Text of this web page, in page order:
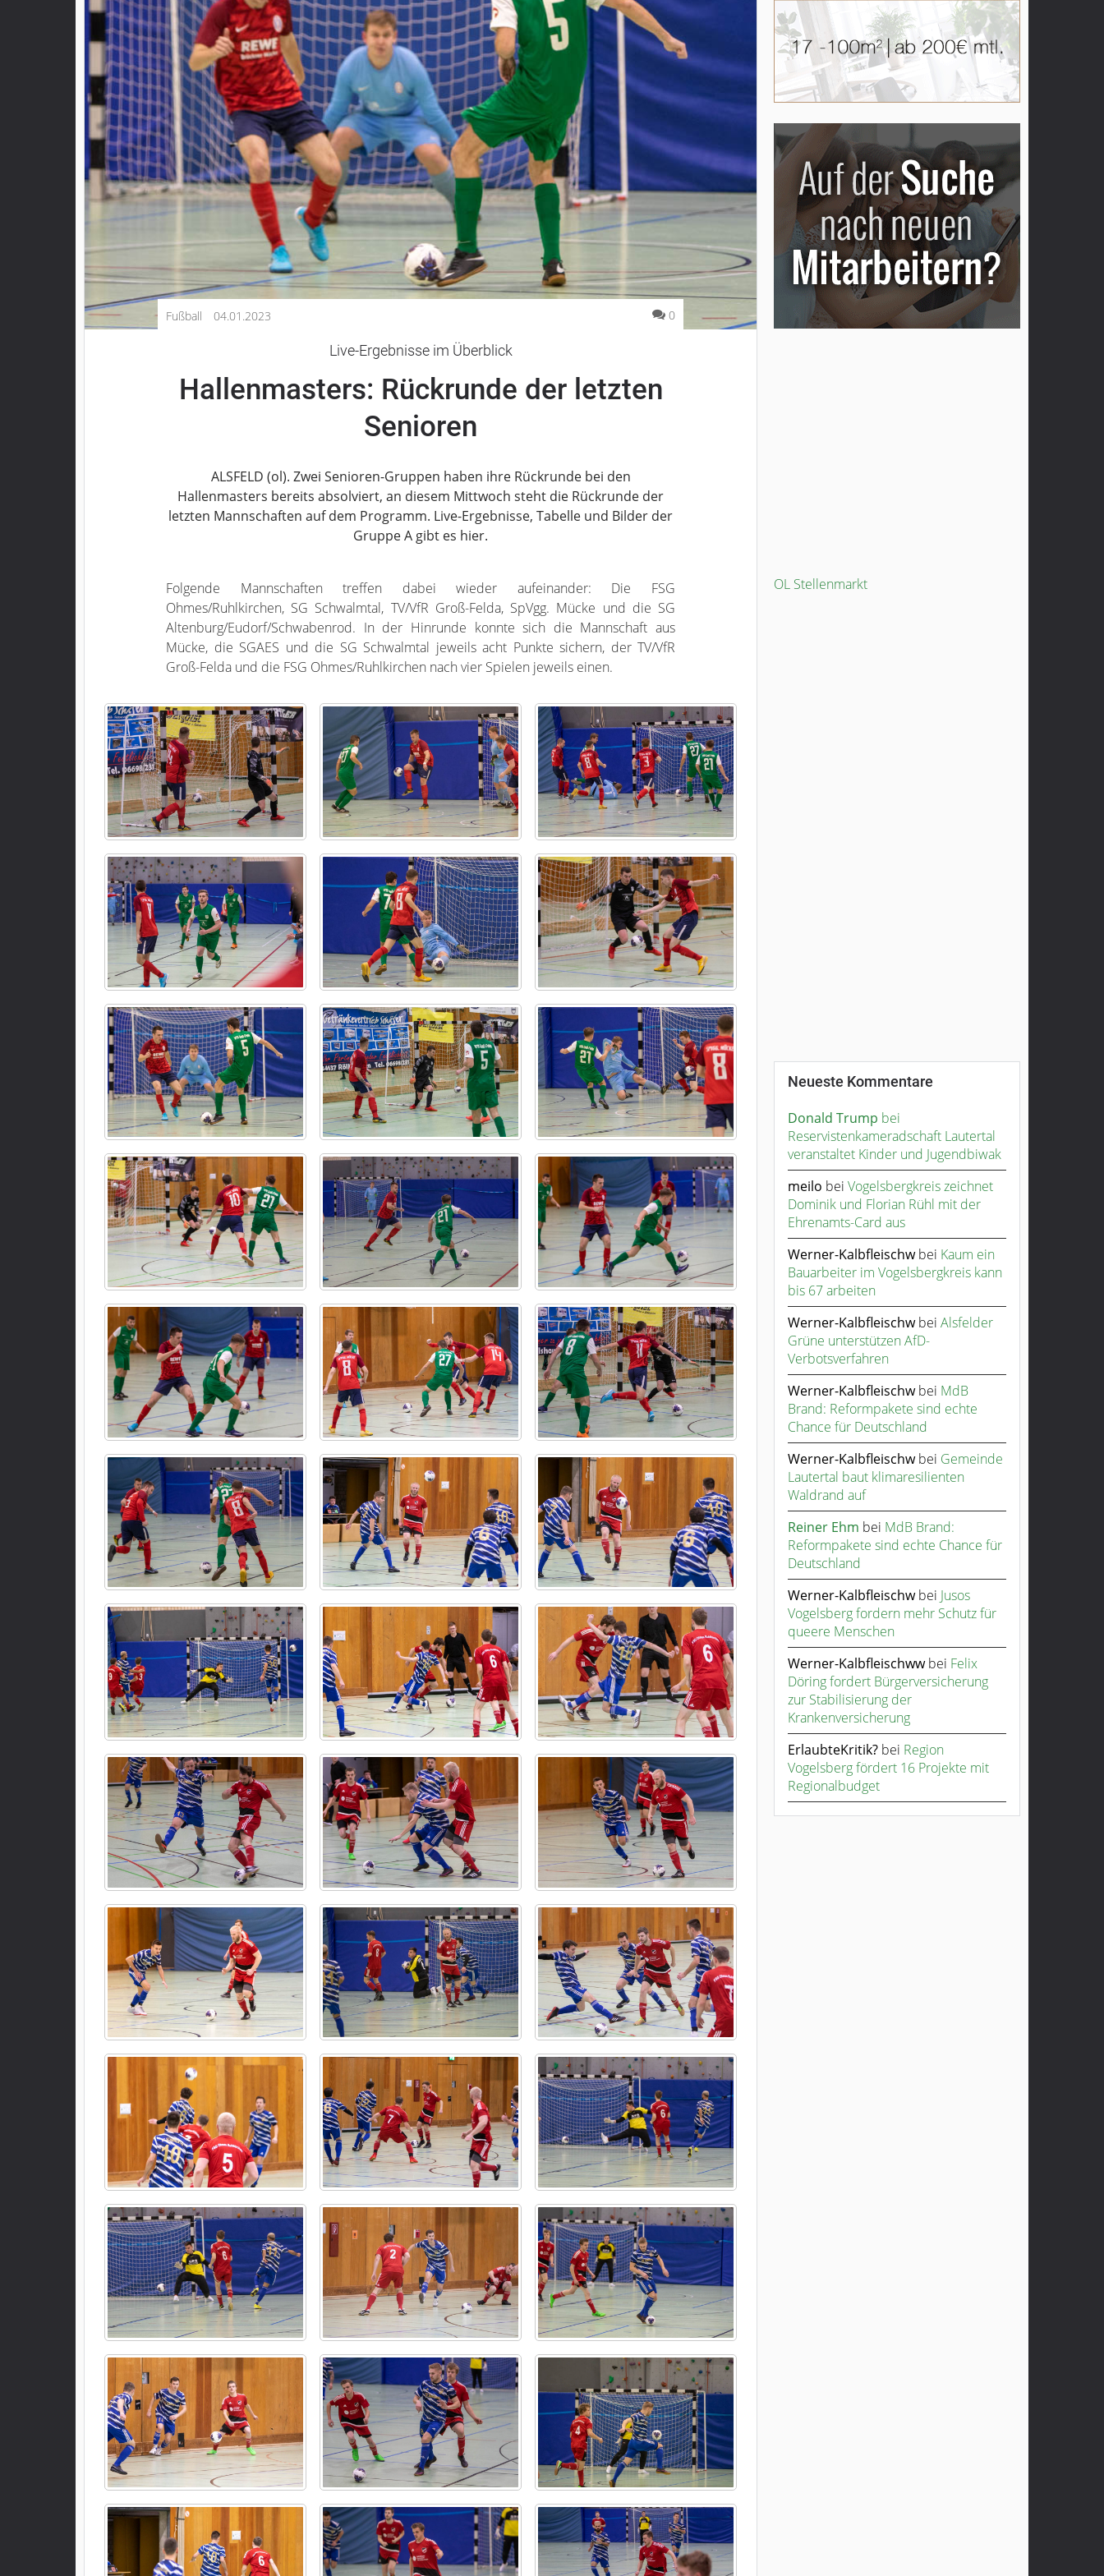
Kultur
Lifestyle
Wirtschaft
Vogelsberg
Alsfeld
Lauterbach
Romrod
Homberg
Ohm
Schotten
Schlitz
Antrifttal
Feldatal
Impressum
Datenschutzerklärung
Fußball 04.01.2023 0
Live-Ergebnisse im Überblick
Hallenmasters: Rückrunde der letzten
Senioren
ALSFELD (ol). Zwei Senioren-Gruppen haben ihre Rückrunde bei den
Hallenmasters bereits absolviert, an diesem Mittwoch steht die Rückrunde der
letzten Mannschaften auf dem Programm. Live-Ergebnisse, Tabelle und Bilder der
Gruppe A gibt es hier.
Folgende Mannschaften treffen dabei wieder aufeinander: Die FSG
Ohmes/Ruhlkirchen, SG Schwalmtal, TV/VfR Groß-Felda, SpVgg. Mücke und die SG
Altenburg/Eudorf/Schwabenrod. In der Hinrunde konnte sich die Mannschaft aus
Mücke, die SGAES und die SG Schwalmtal jeweils acht Punkte sichern, der TV/VfR
Groß-Felda und die FSG Ohmes/Ruhlkirchen nach vier Spielen jeweils einen.
OL Stellenmarkt
Neueste Kommentare
Donald Trump bei
Reservistenkameradschaft Lautertal
veranstaltet Kinder und Jugendbiwak
meilo bei Vogelsbergkreis zeichnet
Dominik und Florian Rühl mit der
Ehrenamts-Card aus
Werner-Kalbfleischwbei Kaum ein
Bauarbeiter im Vogelsbergkreis kann
bis 67 arbeiten
Werner-Kalbfleischwbei Alsfelder
Grüne unterstützen AfD-
Verbotsverfahren
Werner-Kalbfleischwbei MdB
Brand: Reformpakete sind echte
Chance für Deutschland
Werner-Kalbfleischwbei Gemeinde
Lautertal baut klimaresilienten
Waldrand auf
Reiner Ehm bei MdB Brand:
Reformpakete sind echte Chance für
Deutschland
Werner-Kalbfleischwbei Jusos
Vogelsberg fordern mehr Schutz für
queere Menschen
Werner-Kalbfleischwwbei Felix
Döring fordert Bürgerversicherung
zur Stabilisierung der
Krankenversicherung
ErlaubteKritik? bei Region
Vogelsberg fördert 16 Projekte mit
Regionalbudget